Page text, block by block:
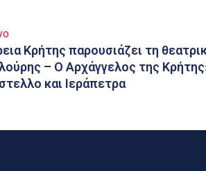
Κρήτης παρουσιάζει τη
– Ο Αρχάγγελος της
και Ιεράπετρα